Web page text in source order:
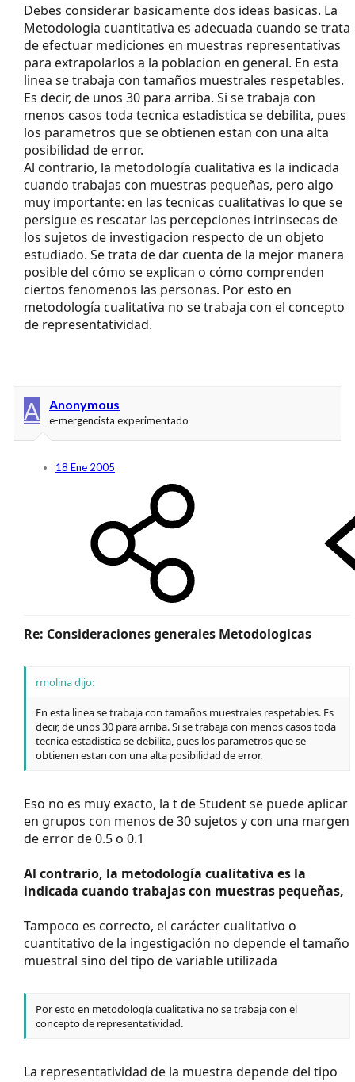
Debes considerar basicamente dos ideas basicas. La
Metodologia cuantitativa es adecuada cuando se trata
de efectuar mediciones en muestras representativas
para extrapolarlos a la poblacion en general. En esta
linea se trabaja con tamaños muestrales respetables.
Es decir, de unos 30 para arriba. Si se trabaja con
menos casos toda tecnica estadistica se debilita, pues
los parametros que se obtienen estan con una alta
posibilidad de error.
Al contrario, la metodología cualitativa es la indicada
cuando trabajas con muestras pequeñas, pero algo
muy importante: en las tecnicas cualitativas lo que se
persigue es rescatar las percepciones intrinsecas de
los sujetos de investigacion respecto de un objeto
estudiado. Se trata de dar cuenta de la mejor manera
posible del cómo se explican o cómo comprenden
ciertos fenomenos las personas. Por esto en
metodología cualitativa no se trabaja con el concepto
de representatividad.
A Anonymous
e-mergencista experimentado
18 Ene 2005
Re: Consideraciones generales Metodologicas
rmolina dijo:
En esta linea se trabaja con tamaños muestrales respetables. Es
decir, de unos 30 para arriba. Si se trabaja con menos casos toda
tecnica estadistica se debilita, pues los parametros que se
obtienen estan con una alta posibilidad de error.
Eso no es muy exacto, la t de Student se puede aplicar
en grupos con menos de 30 sujetos y con una margen
de error de 0.5 o 0.1
Al contrario, la metodología cualitativa es la
indicada cuando trabajas con muestras pequeñas,
Tampoco es correcto, el carácter cualitativo o
cuantitativo de la ingestigación no depende el tamaño
muestral sino del tipo de variable utilizada
Por esto en metodología cualitativa no se trabaja con el
concepto de representatividad.
La representatividad de la muestra depende del tipo